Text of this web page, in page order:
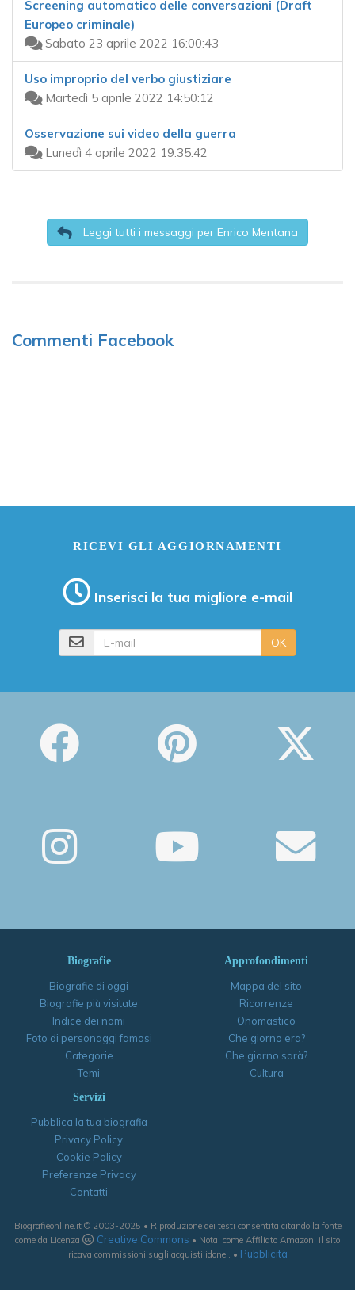
Screening automatico delle conversazioni (Draft
Europeo criminale)
Sabato 23 aprile 2022 16:00:43
Uso improprio del verbo giustiziare
Martedì 5 aprile 2022 14:50:12
Osservazione sui video della guerra
Lunedì 4 aprile 2022 19:35:42
Leggi tutti i messaggi per Enrico Mentana
Commenti Facebook
RICEVI GLI AGGIORNAMENTI
Inserisci la tua migliore e-mail
OK
Biografie
Biografie di oggi
Biografie più visitate
Indice dei nomi
Foto di personaggi famosi
Categorie
Temi
Approfondimenti
Mappa del sito
Ricorrenze
Onomastico
Che giorno era?
Che giorno sarà?
Cultura
Servizi
Pubblica la tua biografia
Privacy Policy
Cookie Policy
Preferenze Privacy
Contatti
Biografieonline.it © 2003-2025 • Riproduzione dei testi consentita citando la fonte
come da Licenza
Creative Commons • Nota: come Affiliato Amazon, il sito
ricava commissioni sugli acquisti idonei. • Pubblicità